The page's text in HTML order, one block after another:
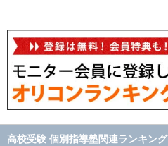
高校受験 個別指導塾関連ランキング